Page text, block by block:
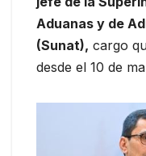
Aduanas y de
(Sunat), cargo
desde el 10 de